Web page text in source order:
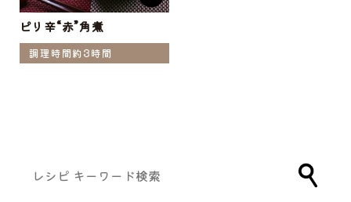
ピリ辛“赤”角煮
調理時間約3時間